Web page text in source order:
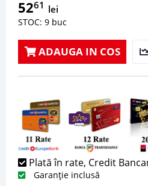
5261 lei
STOC: 9 buc
ADAUGA IN COS
Plată în rate, Credit
Garanție inclusă